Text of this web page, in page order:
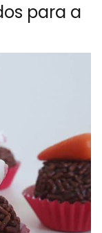
para a